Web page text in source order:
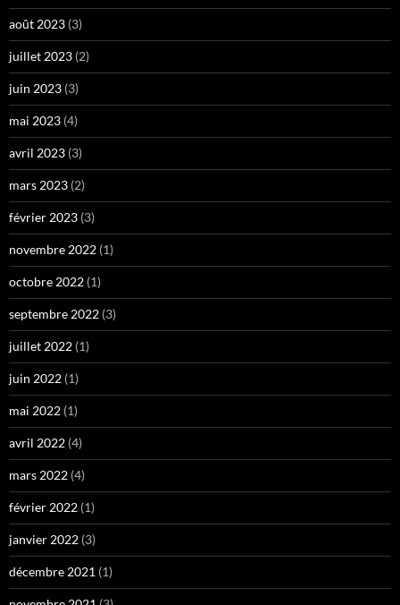
août 2023 (3)
juillet 2023 (2)
juin 2023 (3)
mai 2023 (4)
avril 2023 (3)
mars 2023 (2)
février 2023 (3)
novembre 2022 (1)
octobre 2022 (1)
septembre 2022 (3)
juillet 2022 (1)
juin 2022 (1)
mai 2022 (1)
avril 2022 (4)
mars 2022 (4)
février 2022 (1)
janvier 2022 (3)
décembre 2021 (1)